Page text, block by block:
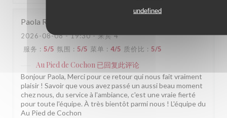
undefined
Paola R
2026-08-08- 19:30 - 来宾 4
服务 : 5/5 氛围 : 5/5 菜单 : 4/5 质价比 : 5/5
Au Pied de Cochon 已回复此评论
Bonjour Paola, Merci pour ce retour qui nous fait vraiment
plaisir ! Savoir que vous avez passé un aussi beau moment
chez nous, du service à l'ambiance, c'est une vraie fierté
pour toute l'équipe. À très bientôt parmi nous ! L'équipe du
Au Pied de Cochon